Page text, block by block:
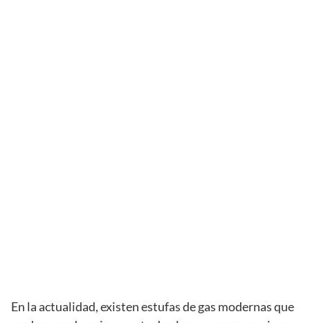
En la actualidad, existen estufas de gas modernas que